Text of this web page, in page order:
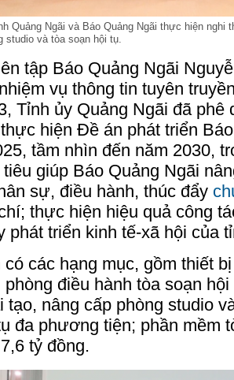
Quảng Ngãi và Báo Quảng Ngãi thực hiện nghi
studio và tòa soạn hội tụ.
tập Báo Quảng Ngãi
vụ thông tin tuyên
Tỉnh ủy Quảng Ngãi đã phê
hiện Đề án phát triển
tầm nhìn đến năm 2030,
giúp Báo Quảng Ngãi
sự, điều hành, thúc đẩy
thực hiện hiệu quả công
phát triển kinh tế-xã hội của
có các hạng mục, gồm thiết
phòng điều hành tòa soạn
nâng cấp phòng studio
đa phương tiện; phần mềm
tỷ đồng.